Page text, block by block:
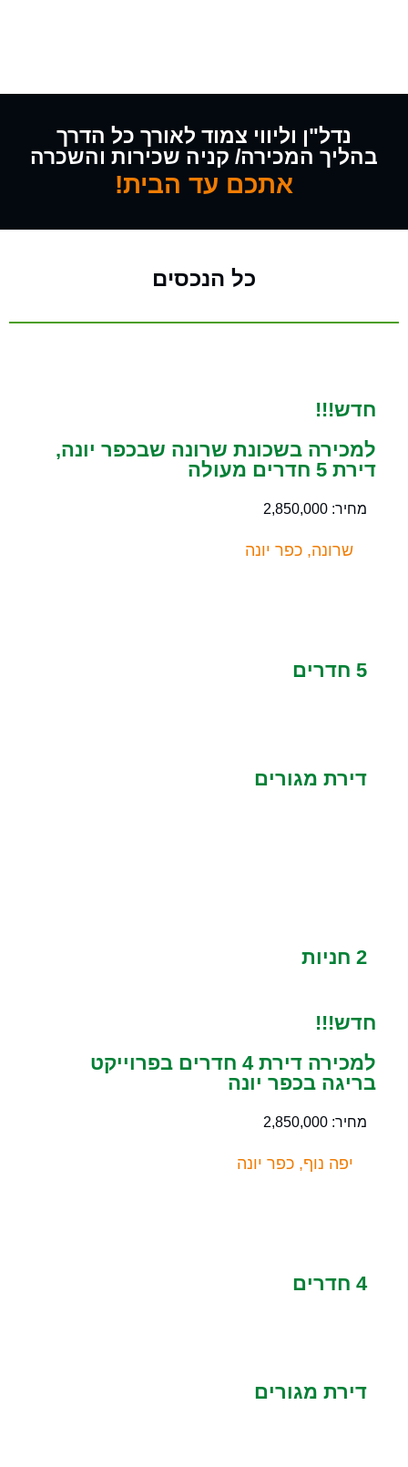
נדל"ן וליווי צמוד לאורך כל הדרך
בהליך המכירה/ קניה שכירות והשכרה
אתכם עד הבית!
כל הנכסים
חדש!!!
למכירה בשכונת שרונה שבכפר יונה,
דירת 5 חדרים מעולה
מחיר: 2,850,000
שרונה, כפר יונה
5 חדרים
דירת מגורים
2 חניות
חדש!!!
למכירה דירת 4 חדרים בפרוייקט
בריגה בכפר יונה
מחיר: 2,850,000
יפה נוף, כפר יונה
4 חדרים
דירת מגורים